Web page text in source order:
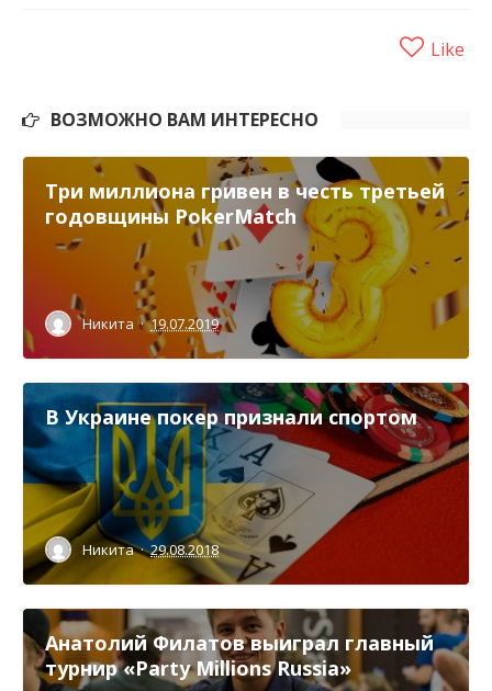
Like
ВОЗМОЖНО ВАМ ИНТЕРЕСНО
Три миллиона гривен в честь третьей
годовщины PokerMatch
Никита · 19.07.2019
В Украине покер признали спортом
Никита · 29.08.2018
Анатолий Филатов выиграл главный
турнир «Party Millions Russia»